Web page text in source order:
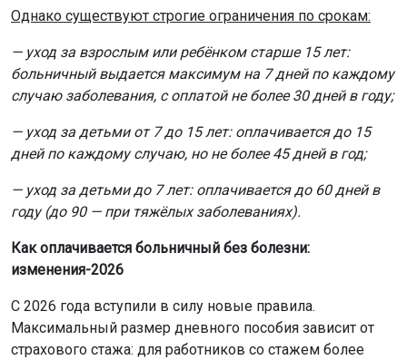
Однако существуют строгие ограничения по срокам:
— уход за взрослым или ребёнком старше 15 лет:
больничный выдается максимум на 7 дней по каждому
случаю заболевания, с оплатой не более 30 дней в году;
— уход за детьми от 7 до 15 лет: оплачивается до 15
дней по каждому случаю, но не более 45 дней в год;
— уход за детьми до 7 лет: оплачивается до 60 дней в
году (до 90 — при тяжёлых заболеваниях).
Как оплачивается больничный без болезни:
изменения-2026
С 2026 года вступили в силу новые правила.
Максимальный размер дневного пособия зависит от
страхового стажа: для работников со стажем более